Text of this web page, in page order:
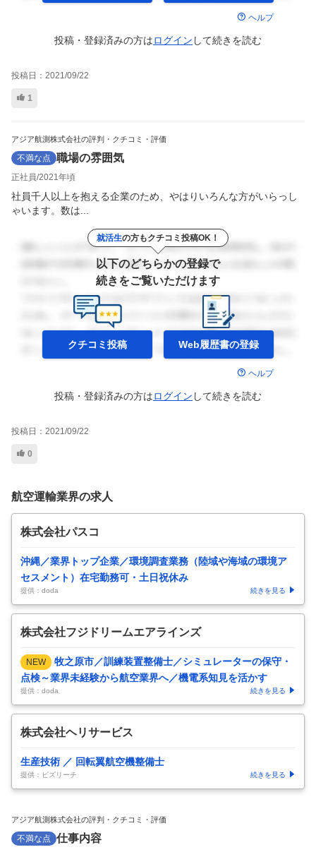
ヘルプ
投稿・登録済みの方はログイン して続きを読む
投稿日： 2021/09/22
1
アジア航測株式会社の評判・クチコミ・評価
不満な点 職場の雰囲気
正社員 2021年頃
社員千人以上を抱える企業のため、やはりいろんな方がいらっし
ゃいます。数は...
就活生の方もクチコミ投稿OK！
以下のどちらかの登録で
続きをご覧いただけます
クチコミ投稿 Web履歴書の登録
ヘルプ
投稿・登録済みの方はログイン して続きを読む
投稿日： 2021/09/22
0
航空運輸業界の求人
株式会社パスコ
沖縄／業界トップ企業／環境調査業務（陸域や海域の環境ア
セスメント）在宅勤務可・土日祝休み
提供：doda 続きを見る
株式会社フジドリームエアラインズ
NEW
牧之原市／訓練装置整備士／シミュレーターの保守・
点検～業界未経験から航空業界へ／機電系知見を活かす
提供：doda 続きを見る
株式会社ヘリサービス
生産技術 ／ 回転翼航空機整備士
提供：ビズリーチ 続きを見る
アジア航測株式会社の評判・クチコミ・評価
不満な点 仕事内容